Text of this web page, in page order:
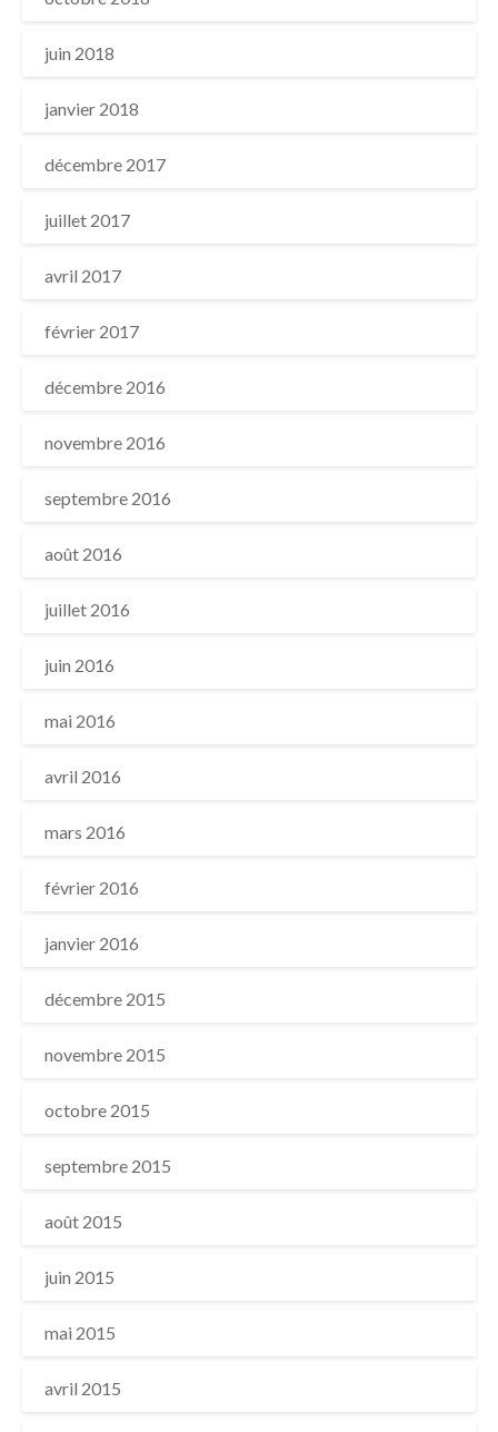
juin 2018
janvier 2018
décembre 2017
juillet 2017
avril 2017
février 2017
décembre 2016
novembre 2016
septembre 2016
août 2016
juillet 2016
juin 2016
mai 2016
avril 2016
mars 2016
février 2016
janvier 2016
décembre 2015
novembre 2015
octobre 2015
septembre 2015
août 2015
juin 2015
mai 2015
avril 2015